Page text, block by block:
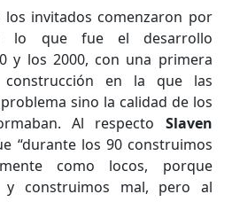
invitados comenzaron por
lo que fue el desarrollo
y los 2000, con una primera
en la que las
sino la calidad de los
Al respecto Slaven
“durante los 90 construimos
como locos, porque
y construimos mal, pero al